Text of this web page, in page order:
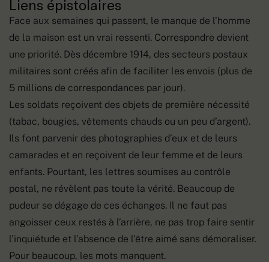
Liens épistolaires
Face aux semaines qui passent, le manque de l’homme
de la maison est un vrai ressenti. Correspondre devient
une priorité. Dès décembre 1914, des secteurs postaux
militaires sont créés afin de faciliter les envois (plus de
5 millions de correspondances par jour).
Les soldats reçoivent des objets de première nécessité
(tabac, bougies, vêtements chauds ou un peu d’argent).
Ils font parvenir des photographies d’eux et de leurs
camarades et en reçoivent de leur femme et de leurs
enfants. Pourtant, les lettres soumises au contrôle
postal, ne révèlent pas toute la vérité. Beaucoup de
pudeur se dégage de ces échanges. Il ne faut pas
angoisser ceux restés à l’arrière, ne pas trop faire sentir
l’inquiétude et l’absence de l’être aimé sans démoraliser.
Pour beaucoup, les mots manquent.